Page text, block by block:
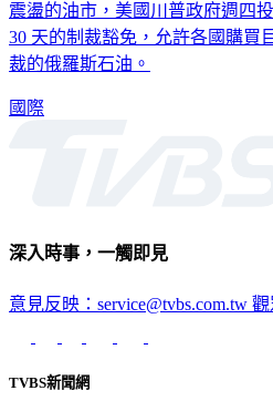
震盪的油市，美國川普政府週四
30 天的制裁豁免，允許各國購買
裁的俄羅斯石油。
國際
深入時事，一觸即見
意見反映：service@tvbs.com.tw 觀
TVBS新聞網